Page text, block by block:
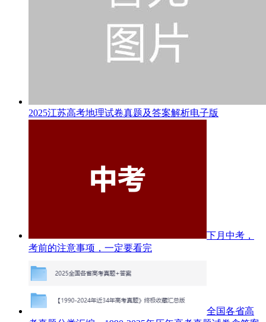
2025江苏高考地理试卷真题及答案解析电子版
下月中考，
考前的注意事项，一定要看完
全国各省高